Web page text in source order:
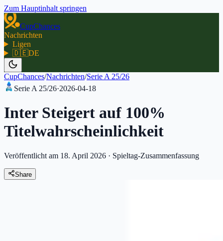
Zum Hauptinhalt springen
CupChances
Nachrichten
Ligen
🇩🇪DE
CupChances/Nachrichten/Serie A 25/26
Serie A 25/26·2026-04-18
Inter Steigert auf 100%
Titelwahrscheinlichkeit
Veröffentlicht am 18. April 2026 · Spieltag-Zusammenfassung
Share